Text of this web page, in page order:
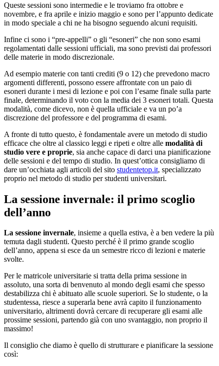
Queste sessioni sono intermedie e le troviamo fra ottobre e
novembre, e fra aprile e inizio maggio e sono per l’appunto dedicate
in modo speciale a chi ne ha bisogno seguendo alcuni requisiti.
Infine ci sono i “pre-appelli” o gli “esoneri” che non sono esami
regolamentati dalle sessioni ufficiali, ma sono previsti dai professori
delle materie in modo discrezionale.
Ad esempio materie con tanti crediti (9 o 12) che prevedono macro
argomenti differenti, possono essere affrontate con un paio di
esoneri durante i mesi di lezione e poi con l’esame finale sulla parte
finale, determinando il voto con la media dei 3 esoneri totali. Questa
modalità, come dicevo, non è quella ufficiale e va un po’a
discrezione del professore e del programma di esami.
A fronte di tutto questo, è fondamentale avere un metodo di studio
efficace che oltre al classico leggi e ripeti e oltre alle modalità di
studio vere e proprie, sia anche capace di darci una pianificazione
delle sessioni e del tempo di studio. In quest’ottica consigliamo di
dare un’occhiata agli articoli del sito studentetop.it, specializzato
proprio nel metodo di studio per studenti universitari.
La sessione invernale: il primo scoglio
dell’anno
La sessione invernale, insieme a quella estiva, è a ben vedere la più
temuta dagli studenti. Questo perché è il primo grande scoglio
dell’anno, appena si esce da un semestre ricco di lezioni e materie
svolte.
Per le matricole universitarie si tratta della prima sessione in
assoluto, una sorta di benvenuto al mondo degli esami che spesso
destabilizza chi è abituato alle scuole superiori. Se lo studente, o la
studentessa, riesce a superarla bene avrà capito il funzionamento
universitario, altrimenti dovrà cercare di recuperare gli esami alle
prossime sessioni, partendo già con uno svantaggio, non proprio il
massimo!
Il consiglio che diamo è quello di strutturare e pianificare la sessione
così: